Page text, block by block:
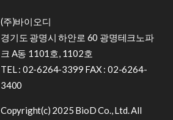
(주)바이오디
경기도 광명시 하안로 60 광명테크노파
크 A동 1101호, 1102호
TEL : 02-6264-3399 FAX : 02-6264-
3400
Copyright(c) 2025 BioD Co., Ltd. All